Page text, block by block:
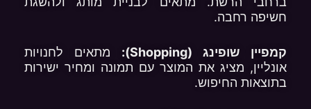
חשיפה רחבה.
קמפיין שופינג (Shopping):
מתאים לחנויות
אונליין, מציג את המוצר עם תמונה ומחיר ישירות
בתוצאות החיפוש.